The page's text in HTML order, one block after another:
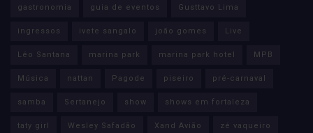
gastronomia guia de eventos Gusttavo Lima
ingressos ivete sangalo joão gomes Live
Léo Santana marina park marina park hotel MPB
Música nattan Pagode piseiro pré-carnaval
samba Sertanejo show shows em fortaleza
taty girl Wesley Safadão Xand Avião zé vaqueiro